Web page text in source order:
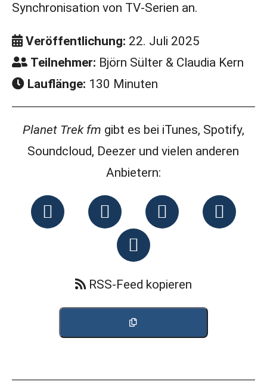
Synchronisation von TV-Serien an.
Veröffentlichung: 22. Juli 2025
Teilnehmer: Björn Sülter & Claudia Kern
Lauflänge: 130 Minuten
Planet Trek fm gibt es bei iTunes, Spotify,
Soundcloud, Deezer und vielen anderen
Anbietern:
RSS-Feed kopieren